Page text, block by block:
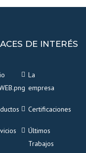
DE INTERÉS
La
empresa
Certificaciones
Últimos
Trabajos